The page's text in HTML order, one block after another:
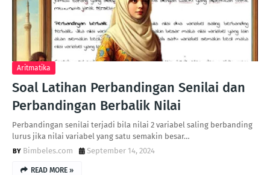
Aritmatika
Soal Latihan Perbandingan Senilai dan
Perbandingan Berbalik Nilai
Perbandingan senilai terjadi bila nilai 2 variabel saling berbanding
lurus jika nilai variabel yang satu semakin besar…
Bimbeles.com
September 14, 2024
READ MORE »